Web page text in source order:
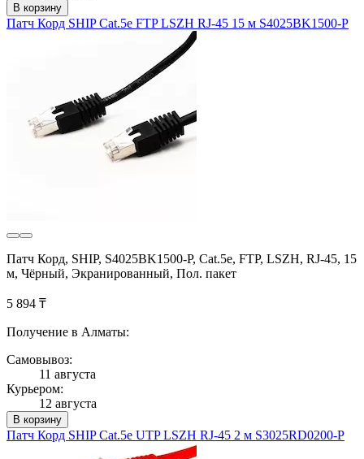
В корзину
Патч Корд SHIP Cat.5e FTP LSZH RJ-45 15 м S4025BK1500-P
Патч Корд, SHIP, S4025BK1500-P, Cat.5e, FTP, LSZH, RJ-45, 15
м, Чёрный, Экранированный, Пол. пакет
5 894 ₸
Получение в Алматы:
Самовывоз:
11 августа
Курьером:
12 августа
В корзину
Патч Корд SHIP Cat.5e UTP LSZH RJ-45 2 м S3025RD0200-P